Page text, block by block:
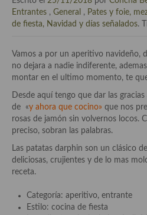
Tiendas especiales
Especias, hierbas, condimentos,
Historia de la gastronomía, platos
historias culinarias y otras cosas
Origen y evolución de la comida
Ocio – restaurantes, bares,
En El Candelero
Entrantes , General , Pates y foie,
de fiesta, Navidad y días señalados.
Vamos a por un aperitivo navideño,
no dejara a nadie indiferente,
montar en el ultimo momento, te
Desde aquí tengo que dar las
de «y ahora que cocino» que nos
rosas de jamón sin volvernos locos.
preciso, sobran las palabras.
Las patatas darphin son un clásico
deliciosas, crujientes y de lo mas
receta.
Categoría: aperitivo, entrante
Estilo: cocina de fiesta